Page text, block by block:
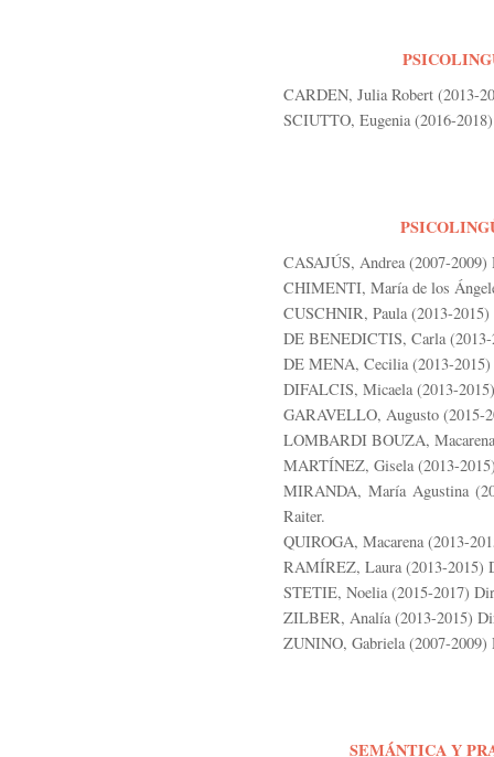
CARDEN, Julia Robert (2013-
SCIUTTO, Eugenia (2016-
CASAJÚS, Andrea (2007-
CHIMENTI, María de los
CUSCHNIR, Paula (2013-
DE BENEDICTIS, Carla
DE MENA, Cecilia (2013-
DIFALCIS, Micaela (2013-
GARAVELLO, Augusto (2015-
LOMBARDI BOUZA,
MARTÍNEZ, Gisela (2013-
MIRANDA, María Agustina
Raiter.
QUIROGA, Macarena (2013-
RAMÍREZ, Laura (2013-2015)
STETIE, Noelia (2015-2017)
ZILBER, Analía (2013-2015)
ZUNINO, Gabriela (2007-
SEMÁNTICA Y